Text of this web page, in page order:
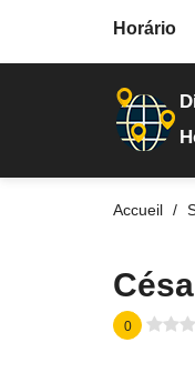
loja-de-autopecas
Accueil
0
Horário